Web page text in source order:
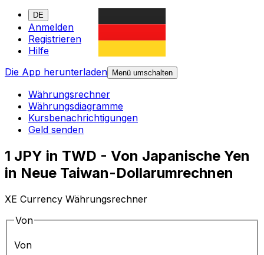
DE
Anmelden
Registrieren
Hilfe
Die App herunterladen
Menü umschalten
Währungsrechner
Währungsdiagramme
Kursbenachrichtigungen
Geld senden
1 JPY in TWD - Von Japanische Yen
in Neue Taiwan-Dollarumrechnen
XE Currency Währungsrechner
Von
Von